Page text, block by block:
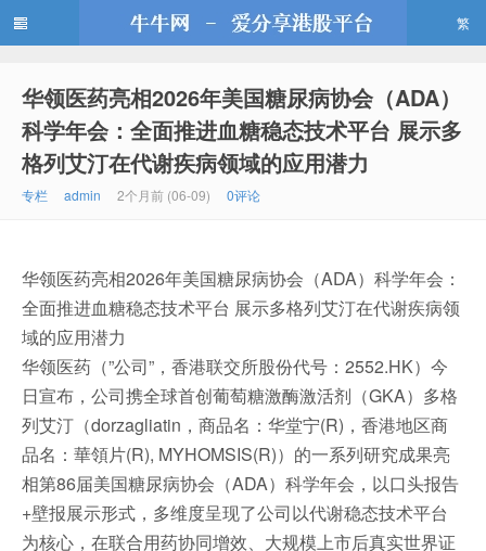
牛牛网
繁
华领医药亮相2026年美国糖尿病协会（ADA）
科学年会：全面推进血糖稳态技术平台 展示多
格列艾汀在代谢疾病领域的应用潜力
专栏 admin 2个月前 (06-09) 0评论
华领医药亮相2026年美国糖尿病协会（ADA）科学年会：
全面推进血糖稳态技术平台 展示多格列艾汀在代谢疾病领
域的应用潜力
华领医药（”公司”，香港联交所股份代号：2552.HK）今
日宣布，公司携全球首创葡萄糖激酶激活剂（GKA）多格
列艾汀（dorzagliatin，商品名：华堂宁(R)，香港地区商
品名：華領片(R), MYHOMSIS(R)）的一系列研究成果亮
相第86届美国糖尿病协会（ADA）科学年会，以口头报告
+壁报展示形式，多维度呈现了公司以代谢稳态技术平台
为核心，在联合用药协同增效、大规模上市后真实世界证